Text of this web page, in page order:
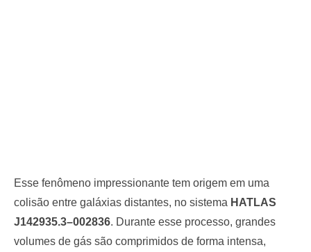
Esse fenômeno impressionante tem origem em uma
colisão entre galáxias distantes, no sistema HATLAS
J142935.3–002836. Durante esse processo, grandes
volumes de gás são comprimidos de forma intensa,